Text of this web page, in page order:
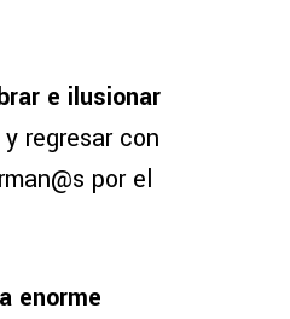
e ilusionar
regresar con
por el
enorme